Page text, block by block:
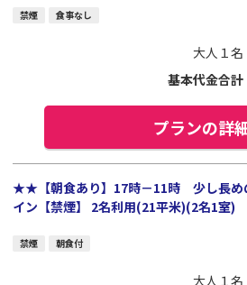
禁煙 食事なし
大人１名
基本代金合計
プランの詳
★★【朝食あり】17時－11時 少し長
イン【禁煙】 2名利用(21平米)(2名1室)
禁煙 朝食付
大人１名